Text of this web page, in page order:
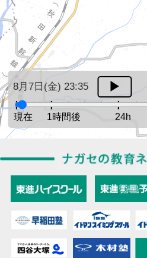
8月7日(金) 23:35
現在 1時間後 24h